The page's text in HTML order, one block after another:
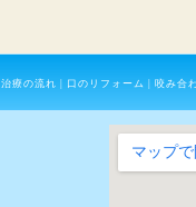
治療の流れ 口のリフォーム 咬み合